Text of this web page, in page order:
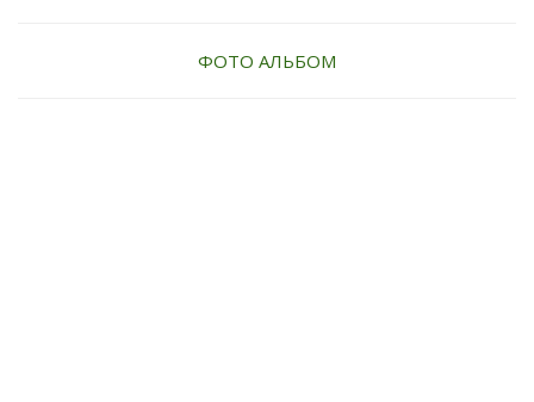
ФОТО АЛЬБОМ